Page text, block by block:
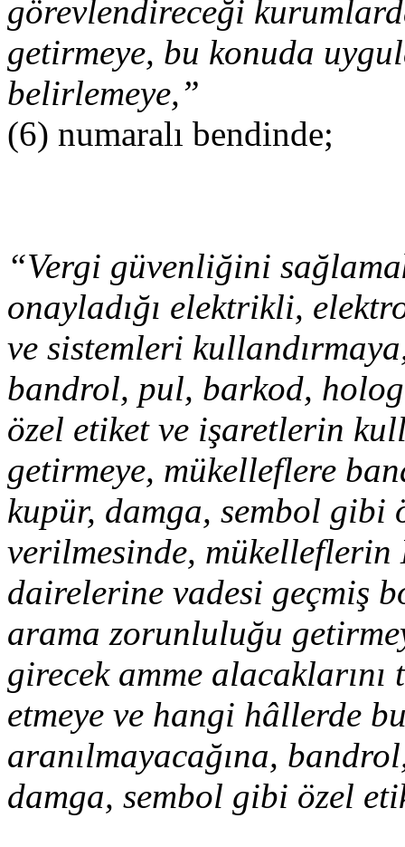
görevlendireceği
getirmeye, bu konuda
belirlemeye,”
(6) numaralı bendinde;
“Vergi güvenliğini
onayladığı elektrikli,
ve sistemleri
bandrol, pul, barkod,
özel etiket ve işaretlerin
getirmeye, mükelleflere
kupür, damga, sembol gibi
verilmesinde, mükelleflerin
dairelerine vadesi geçmiş
arama zorunluluğu
girecek amme
etmeye ve hangi hâllerde
aranılmayacağına,
damga, sembol gibi özel